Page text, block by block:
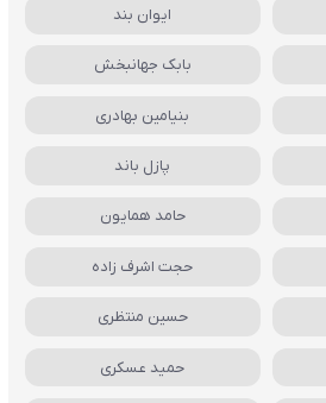
ایوان بند
بابک جهانبخش
بنیامین بهادری
پازل باند
حامد همایون
حجت اشرف زاده
حسین منتظری
حمید عسکری